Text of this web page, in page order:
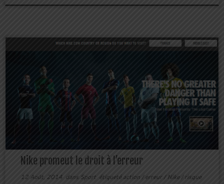
Nike promeut le droit à l’erreur
12 Août, 2014dans Sport étiquetéaction / erreur/Nike/risque